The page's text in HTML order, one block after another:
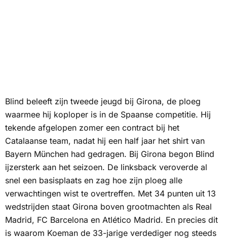
Blind beleeft zijn tweede jeugd bij Girona, de ploeg
waarmee hij koploper is in de Spaanse competitie. Hij
tekende afgelopen zomer een contract bij het
Catalaanse team, nadat hij een half jaar het shirt van
Bayern München had gedragen. Bij Girona begon Blind
ijzersterk aan het seizoen. De linksback veroverde al
snel een basisplaats en zag hoe zijn ploeg alle
verwachtingen wist te overtreffen. Met 34 punten uit 13
wedstrijden staat Girona boven grootmachten als Real
Madrid, FC Barcelona en Atlético Madrid. En precies dit
is waarom Koeman de 33-jarige verdediger nog steeds